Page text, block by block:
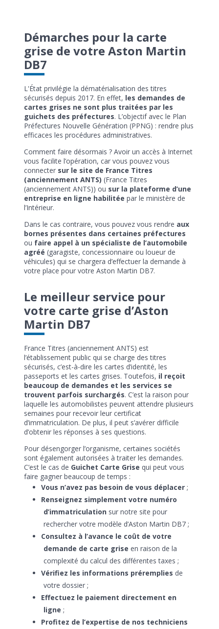
Démarches pour la carte
grise de votre Aston Martin
DB7
L'État privilégie la dématérialisation des titres
sécurisés depuis 2017. En effet, les demandes de
cartes grises ne sont plus traitées par les
guichets des préfectures. L’objectif avec le Plan
Préfectures Nouvelle Génération (PPNG) : rendre plus
efficaces les procédures administratives.
Comment faire désormais ? Avoir un accès à Internet
vous facilite l’opération, car vous pouvez vous
connecter sur le site de France Titres
(anciennement ANTS) (France Titres
(anciennement ANTS)) ou sur la plateforme d’une
entreprise en ligne habilitée par le ministère de
l’Intérieur.
Dans le cas contraire, vous pouvez vous rendre aux
bornes présentes dans certaines préfectures
ou faire appel à un spécialiste de l’automobile
agréé (garagiste, concessionnaire ou loueur de
véhicules) qui se chargera d’effectuer la demande à
votre place pour votre Aston Martin DB7.
Le meilleur service pour
votre carte grise d’Aston
Martin DB7
France Titres (anciennement ANTS) est
l’établissement public qui se charge des titres
sécurisés, c’est-à-dire les cartes d’identité, les
passeports et les cartes grises. Toutefois, il reçoit
beaucoup de demandes et les services se
trouvent parfois surchargés. C’est la raison pour
laquelle les automobilistes peuvent attendre plusieurs
semaines pour recevoir leur certificat
d’immatriculation. De plus, il peut s’avérer difficile
d’obtenir les réponses à ses questions.
Pour désengorger l’organisme, certaines sociétés
sont également autorisées à traiter les demandes.
C’est le cas de Guichet Carte Grise qui peut vous
faire gagner beaucoup de temps :
Vous n’avez pas besoin de vous déplacer;
Renseignez simplement votre numéro
d’immatriculationsur notre site pour
rechercher votre modèle d’Aston Martin DB7 ;
Consultez à l’avance le coût de votre
demande de carte grise en raison de la
complexité du calcul des différentes taxes ;
Vérifiez les informations préremplies de
votre dossier ;
Effectuez le paiement directement en
ligne ;
Profitez de l’expertise de nos techniciens